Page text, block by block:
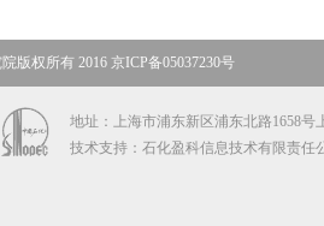
版权所有 2016 京ICP备05037230号
地址：上海市浦东新区浦东北路1658
技术支持：石化盈科信息技术有限责任